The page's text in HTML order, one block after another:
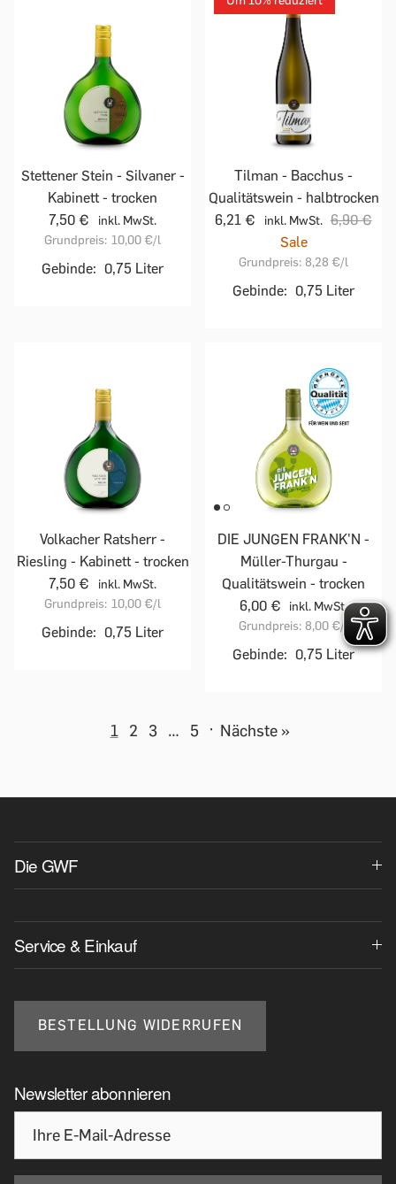
Stettener Stein - Silvaner -
Kabinett - trocken
7,50 €
inkl. MwSt.
Grundpreis: 10,00 €/l
Gebinde: 0,75 Liter
Tilman - Bacchus -
Qualitätswein - halbtrocken
6,21 €
inkl. MwSt. 6,90 €
Sale
Grundpreis: 8,28 €/l
Gebinde: 0,75 Liter
Volkacher Ratsherr -
Riesling - Kabinett - trocken
7,50 €
inkl. MwSt.
Grundpreis: 10,00 €/l
Gebinde: 0,75 Liter
DIE JUNGEN FRANK'N -
Müller-Thurgau -
Qualitätswein - trocken
6,00 €
inkl. MwSt.
Grundpreis: 8,00 €/l
Gebinde: 0,75 Liter
1 2 3 … 5 · Nächste »
Die GWF
Service & Einkauf
BESTELLUNG WIDERRUFEN
Newsletter abonnieren